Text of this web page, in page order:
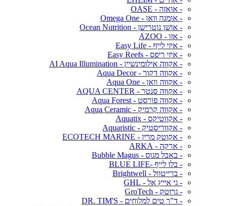
- אואזה - OASE
- אומגה וואן - Omega One
- אושן נוטרישן - Ocean Nutrition
- אזו - AZOO
- איזי לייף - Easy Life
- איזי ריפס - Easy Reefs
- אקווה אילומינשיין - AI Aqua Illumination
- אקווה דקור - Aqua Decor
- אקווה וואן - Aqua One
- אקווה סנטר - AQUA CENTER
- אקווה פורסט - Aqua Forest
- אקווה קרמיק - Aqua Ceramic
- אקווטיקס - Aquatix
- אקווריסטיק - Aquaristic
- אקוטק מרין - ECOTECH MARINE
- ארקה - ARKA
- באבל מגוס - Bubble Magus
- בלו לייף -BLUE LIFE
- ברייטוול - Brightwell
- גי אייץ אל - GHL
- גרוטק - GroTech
- ד"ר טים למלוחים - DR. TIM'S